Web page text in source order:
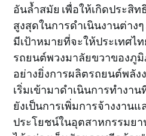
อันล้ำสมัย เพื่อให้เกิดประสิ
สูงสุดในการดำเนินงานต่างๆ
มีเป้าหมายที่จะให้ประเทศไ
รถยนต์พวงมาลัยขวาของภูมิ
อย่างยิ่งการผลิตรถยนต์พลัง
เริ่มเข้ามาดำเนินการทำงา
ยังเป็นการเพิ่มการจ้างงาน
ประโยชน์ในอุตสาหกรรมย